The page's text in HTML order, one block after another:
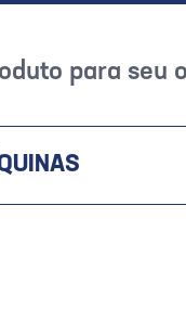
para seu